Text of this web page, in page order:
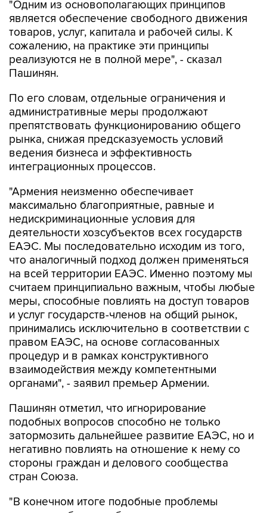
"Одним из основополагающих принципов
является обеспечение свободного движения
товаров, услуг, капитала и рабочей силы. К
сожалению, на практике эти принципы
реализуются не в полной мере", - сказал
Пашинян.
По его словам, отдельные ограничения и
административные меры продолжают
препятствовать функционированию общего
рынка, снижая предсказуемость условий
ведения бизнеса и эффективность
интеграционных процессов.
"Армения неизменно обеспечивает
максимально благоприятные, равные и
недискриминационные условия для
деятельности хозсубъектов всех государств
ЕАЭС. Мы последовательно исходим из того,
что аналогичный подход должен применяться
на всей территории ЕАЭС. Именно поэтому мы
считаем принципиально важным, чтобы любые
меры, способные повлиять на доступ товаров
и услуг государств-членов на общий рынок,
принимались исключительно в соответствии с
правом ЕАЭС, на основе согласованных
процедур и в рамках конструктивного
взаимодействия между компетентными
органами", - заявил премьер Армении.
Пашинян отметил, что игнорирование
подобных вопросов способно не только
затормозить дальнейшее развитие ЕАЭС, но и
негативно повлиять на отношение к нему со
стороны граждан и делового сообщества
стран Союза.
"В конечном итоге подобные проблемы